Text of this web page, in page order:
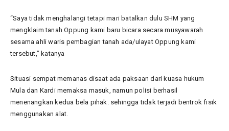
“Saya tidak menghalangi tetapi mari batalkan dulu SHM yang
mengklaim tanah Oppung kami baru bicara secara musyawarah
sesama ahli waris pembagian tanah ada/ulayat Oppung kami
tersebut,” katanya
Situasi sempat memanas disaat ada paksaan dari kuasa hukum
Mula dan Kardi memaksa masuk, namun polisi berhasil
menenangkan kedua bela pihak. sehingga tidak terjadi bentrok fisik
menggunakan alat.